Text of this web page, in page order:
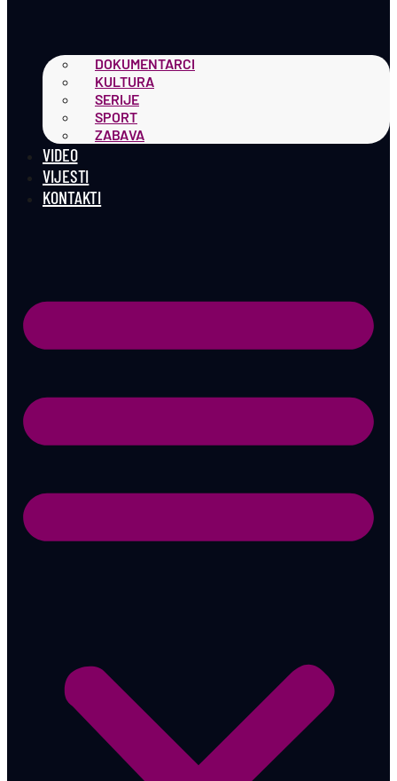
DOKUMENTARCI
KULTURA
SERIJE
SPORT
ZABAVA
VIDEO
VIJESTI
KONTAKTI